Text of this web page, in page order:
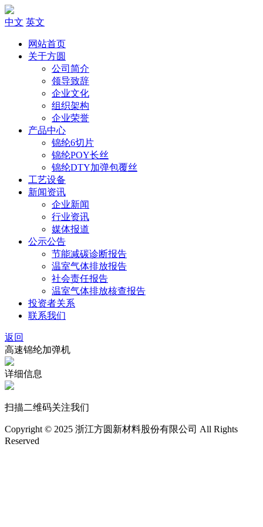
中文 英文
网站首页
关于方圆
公司简介
领导致辞
企业文化
组织架构
企业荣誉
产品中心
锦纶6切片
锦纶POY长丝
锦纶DTY加弹包覆丝
工艺设备
新闻资讯
企业新闻
行业资讯
媒体报道
公示公告
节能减碳诊断报告
温室气体排放报告
社会责任报告
温室气体排放核查报告
投资者关系
联系我们
返回
高速锦纶加弹机
详细信息
扫描二维码关注我们
Copyright © 2025 浙江方圆新材料股份有限公司 All Rights
Reserved